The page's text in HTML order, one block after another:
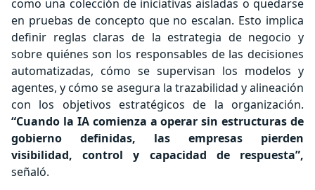
como una colección de iniciativas aisladas o quedarse
en pruebas de concepto que no escalan. Esto implica
definir reglas claras de la estrategia de negocio y
sobre quiénes son los responsables de las decisiones
automatizadas, cómo se supervisan los modelos y
agentes, y cómo se asegura la trazabilidad y alineación
con los objetivos estratégicos de la organización.
“Cuando la IA comienza a operar sin estructuras de
gobierno definidas, las empresas pierden
visibilidad, control y capacidad de respuesta”,
señaló.